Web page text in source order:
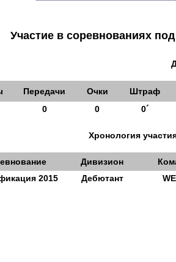
Участие в соревнованиях
Передачи Очки
Штраф
0 0 0´
Хронология
Дивизион
2015 Дебютант